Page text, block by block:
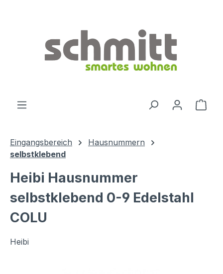
Eingangsbereich
Hausnummern
selbstklebend
Heibi Hausnummer
selbstklebend 0-9 Edelstahl
COLU
Heibi